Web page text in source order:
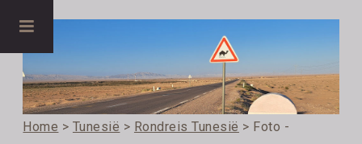
Home > Tunesië > Rondreis Tunesië > Foto -